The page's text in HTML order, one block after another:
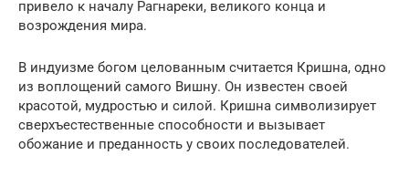
привело к началу Рагнареки, великого конца и
возрождения мира.
В индуизме богом целованным считается Кришна, одно
из воплощений самого Вишну. Он известен своей
красотой, мудростью и силой. Кришна символизирует
сверхъестественные способности и вызывает
обожание и преданность у своих последователей.